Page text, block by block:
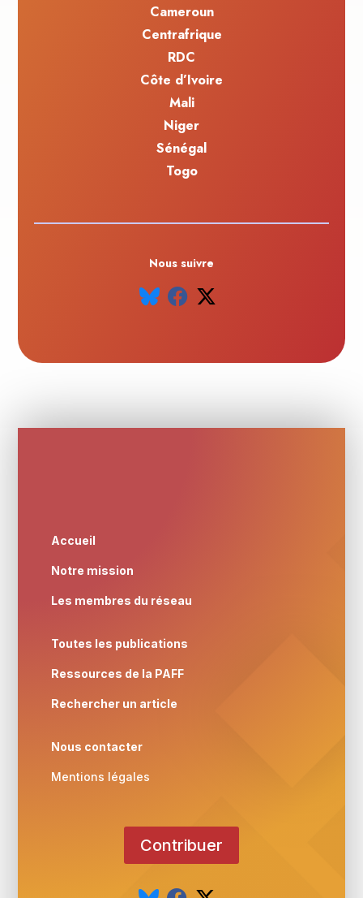
Cameroun
Centrafrique
RDC
Côte d’Ivoire
Mali
Niger
Sénégal
Togo
Nous suivre
Accueil
Notre mission
Les membres du réseau
Toutes les publications
Ressources de la PAFF
Rechercher un article
Nous contacter
Mentions légales
Contribuer